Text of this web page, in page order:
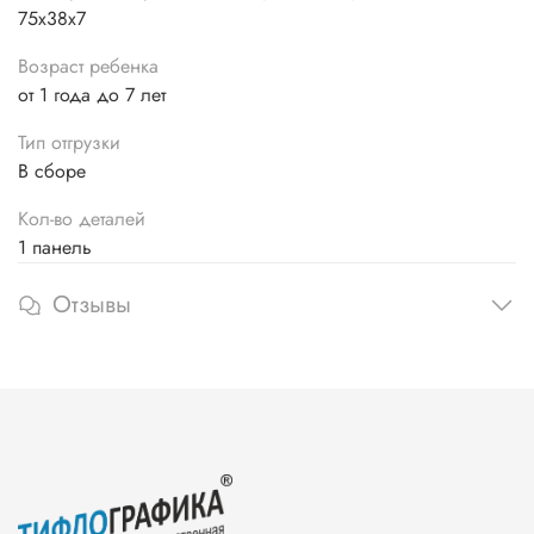
75х38х7
Возраст ребенка
от 1 года до 7 лет
Тип отгрузки
В сборе
Кол-во деталей
1 панель
Отзывы